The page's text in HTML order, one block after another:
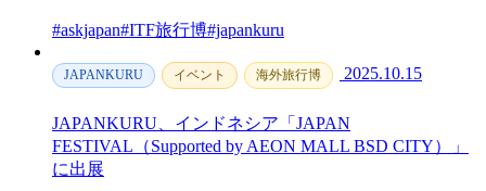
#askjapan#ITF旅行博#japankuru
JAPANKURU イベント 海外旅行博 2025.10.15
JAPANKURU、インドネシア「JAPAN
FESTIVAL（Supported by AEON MALL BSD CITY）」
に出展